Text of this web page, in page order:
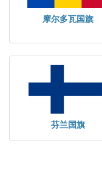
摩尔多瓦国旗
芬兰国旗